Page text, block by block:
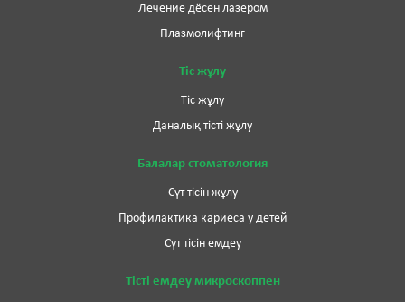
Лечение дёсен лазером
Плазмолифтинг
Тіс жұлу
Тіс жұлу
Даналық тісті жұлу
Балалар стоматология
Сүт тісін жұлу
Профилактика кариеса у детей
Сүт тісін емдеу
Тісті емдеу микроскоппен